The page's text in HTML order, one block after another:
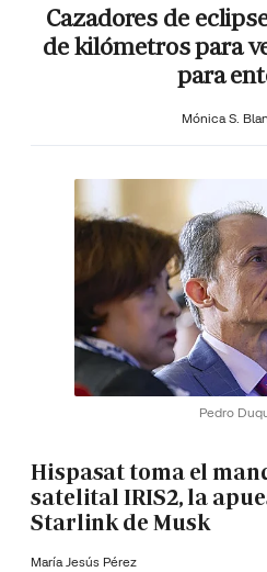
Cazadores de
de kilómetros para
para
Mónica S.
Pedro
Hispasat toma el
satelital IRIS2, la
Starlink de Musk
María Jesús Pérez